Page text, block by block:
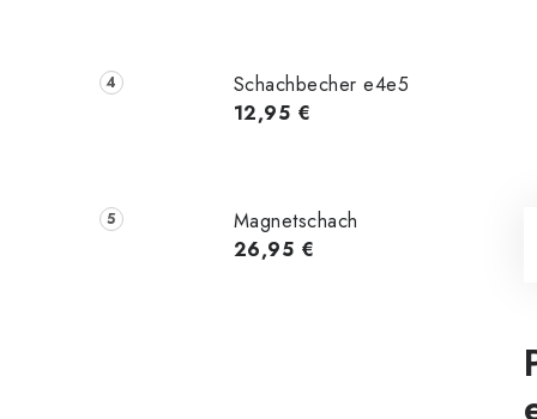
Schachbecher e4e5
12,95 €
Magnetschach
26,95 €